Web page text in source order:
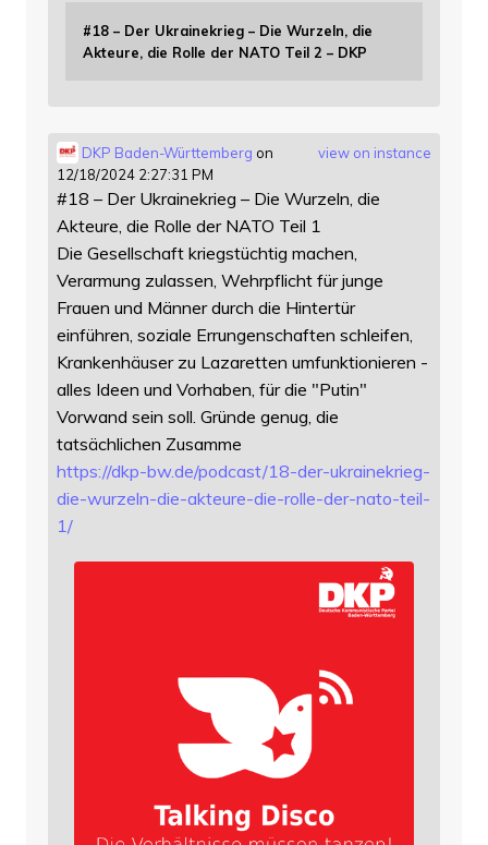
#18 – Der Ukrainekrieg – Die Wurzeln, die
Akteure, die Rolle der NATO Teil 2 – DKP
view on instance
DKP Baden-Württemberg on
12/18/2024 2:27:31 PM
#18 – Der Ukrainekrieg – Die Wurzeln, die
Akteure, die Rolle der NATO Teil 1
Die Gesellschaft kriegstüchtig machen,
Verarmung zulassen, Wehrpflicht für junge
Frauen und Männer durch die Hintertür
einführen, soziale Errungenschaften schleifen,
Krankenhäuser zu Lazaretten umfunktionieren -
alles Ideen und Vorhaben, für die "Putin"
Vorwand sein soll. Gründe genug, die
tatsächlichen Zusamme
https://dkp-bw.de/podcast/18-der-ukrainekrieg-
die-wurzeln-die-akteure-die-rolle-der-nato-teil-
1/